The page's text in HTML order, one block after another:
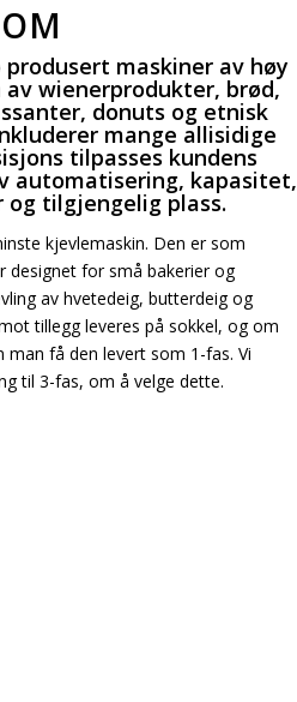
maskiner av høy
wienerprodukter, brød,
donuts og etnisk
mange allisidige
tilpasses kundens
automatisering, kapasitet,
og tilgjengelig plass.
kjevlemaskin. Den er som
designet for små bakerier og
av hvetedeig, butterdeig og
tillegg leveres på sokkel, og om
få den levert som 1-fas. Vi
til 3-fas, om å velge dette.